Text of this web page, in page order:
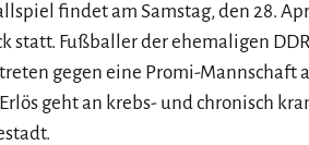
findet am Samstag, den 28.
statt. Fußballer der ehemaligen
gegen eine Promi-Mannschaft
geht an krebs- und chronisch